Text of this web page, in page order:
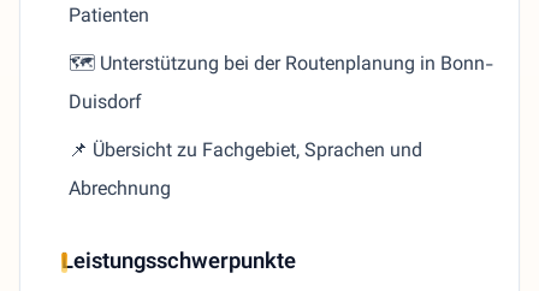
Patienten
🗺️ Unterstützung bei der Routenplanung in Bonn-
Duisdorf
📌 Übersicht zu Fachgebiet, Sprachen und
Abrechnung
Leistungsschwerpunkte